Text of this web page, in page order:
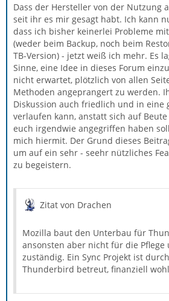
Dass der Hersteller von der Nutzung
seit ihr es mir gesagt habt. Ich kann
dass ich bisher keinerlei Probleme
(weder beim Backup, noch beim
TB-Version) - jetzt weiß ich mehr. Es
Sinne, eine Idee in dieses Forum
nicht erwartet, plötzlich von allen
Methoden angeprangert zu werden.
Diskussion auch friedlich und in eine
verlaufen kann, anstatt sich auf
euch irgendwie angegriffen haben
mich hiermit. Der Grund dieses
um auf ein sehr - seehr nützliches
zu begeistern.
Zitat von Drachen
Mozilla baut den Unterbau für
ansonsten aber nicht für die
zuständig. Ein Sync Projekt ist
Thunderbird betreut, finanziell